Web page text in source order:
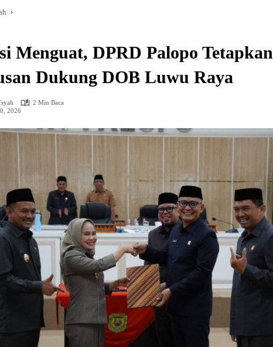
Menguat, DPRD Palopo Tetapkan
Dukung DOB Luwu Raya
2 Min Baca
2026